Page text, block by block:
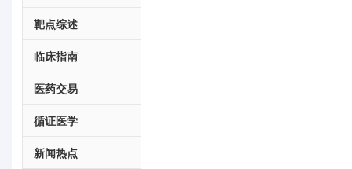
靶点综述
临床指南
医药交易
循证医学
新闻热点